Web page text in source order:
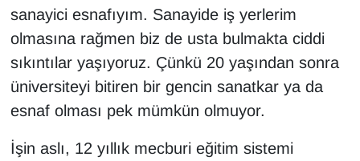
sanayici esnafıyım. Sanayide iş yerlerim
olmasına rağmen biz de usta bulmakta ciddi
sıkıntılar yaşıyoruz. Çünkü 20 yaşından sonra
üniversiteyi bitiren bir gencin sanatkar ya da
esnaf olması pek mümkün olmuyor.
İşin aslı, 12 yıllık mecburi eğitim sistemi